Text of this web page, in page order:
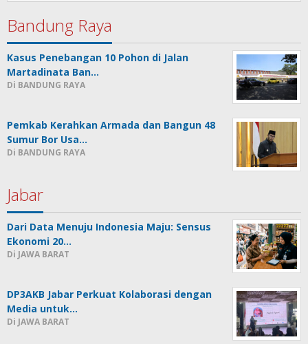
Bandung Raya
Kasus Penebangan 10 Pohon di Jalan
Martadinata Ban…
Di BANDUNG RAYA
Pemkab Kerahkan Armada dan Bangun 48
Sumur Bor Usa…
Di BANDUNG RAYA
Jabar
Dari Data Menuju Indonesia Maju: Sensus
Ekonomi 20…
Di JAWA BARAT
DP3AKB Jabar Perkuat Kolaborasi dengan
Media untuk…
Di JAWA BARAT